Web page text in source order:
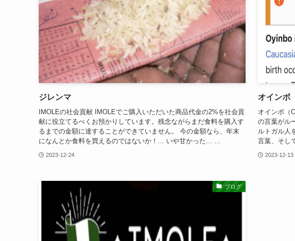
ジレンマ
IMOLEの社会貢献 IMOLEでご購入いただいた商品代金の2%を社会貢
献に役立てるべくお預かりしています。残念ながらまだ食料を購入す
るまでの金額に達することができていません。 今の金額なら、年末
になんとか食料を買えるのではないか！... いや甘かった… ...
2023-12-24
オインボ
オインボ（
の言葉がル
ルトガル人
言葉、そし
2023-12-13
ブログ